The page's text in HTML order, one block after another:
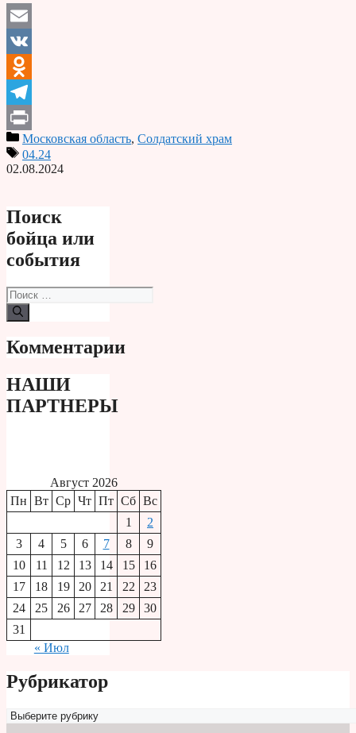
Email
VK
Odnoklassniki
Telegram
PrintМосковская область, Солдатский храм
04.24
02.08.2024
Поиск
бойца или
события
Поиск:
Комментарии
НАШИ
ПАРТНЕРЫ
Август 2026
Пн Вт Ср Чт Пт Сб Вс
1
2
3
4 5 6 7 8
9
10
11 12 13 14 15
16
17
18 19 20 21 22
23
24
25 26 27 28 29
30
31
« Июл
Рубрикатор
Рубрикатор